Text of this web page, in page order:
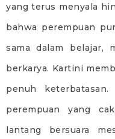
yang terus menyala
bahwa perempuan
sama dalam belajar,
berkarya. Kartini
penuh
perempuan yang
lantang bersuara